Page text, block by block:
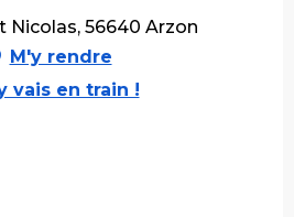
Nicolas, 56640 Arzon
M'y rendre
vais en train !